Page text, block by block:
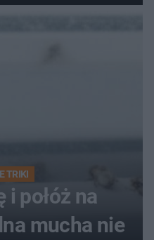
na
TRIKI
połóż na
mucha nie